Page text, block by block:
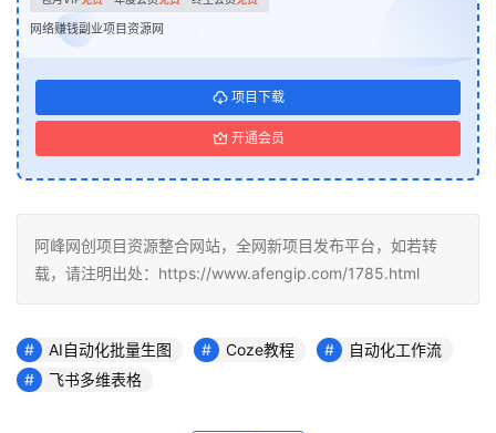
网络赚钱副业项目资源网
项目下载
开通会员
阿峰网创项目资源整合网站，全网新项目发布平台，如若转
载，请注明出处：https://www.afengip.com/1785.html
AI自动化批量生图 Coze教程
自动化工作流
飞书多维表格